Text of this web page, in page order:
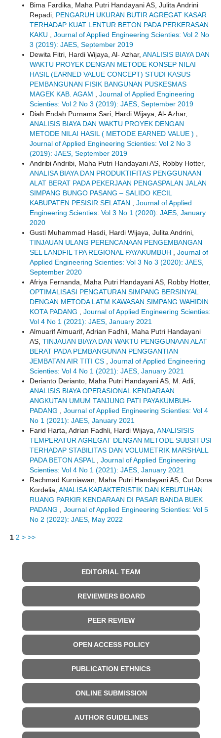
Bima Fardika, Maha Putri Handayani AS, Julita Andrini
Repadi, PENGARUH UKURAN BUTIR AGREGAT KASAR
TERHADAP KUAT LENTUR BETON PADA PERKERASAN
KAKU , Journal of Applied Engineering Scienties: Vol 2 No
3 (2019): JAES, September 2019
Dewita Fitri, Hardi Wijaya, Al- Azhar, ANALISIS BIAYA DAN
WAKTU PROYEK DENGAN METODE KONSEP NILAI
HASIL (EARNED VALUE CONCEPT) STUDI KASUS
PEMBANGUNAN FISIK BANGUNAN PUSKESMAS
MAGEK KAB. AGAM , Journal of Applied Engineering
Scienties: Vol 2 No 3 (2019): JAES, September 2019
Diah Endah Purnama Sari, Hardi Wijaya, Al- Azhar,
ANALISIS BIAYA DAN WAKTU PROYEK DENGAN
METODE NILAI HASIL ( METODE EARNED VALUE ) ,
Journal of Applied Engineering Scienties: Vol 2 No 3
(2019): JAES, September 2019
Andribi Andribi, Maha Putri Handayani AS, Robby Hotter,
ANALISA BIAYA DAN PRODUKTIFITAS PENGGUNAAN
ALAT BERAT PADA PEKERJAAN PENGASPALAN JALAN
SIMPANG BUNGO PASANG – SALIDO KECIL
KABUPATEN PESISIR SELATAN , Journal of Applied
Engineering Scienties: Vol 3 No 1 (2020): JAES, January
2020
Gusti Muhammad Hasdi, Hardi Wijaya, Julita Andrini,
TINJAUAN ULANG PERENCANAAN PENGEMBANGAN
SEL LANDFIL TPA REGIONAL PAYAKUMBUH , Journal of
Applied Engineering Scienties: Vol 3 No 3 (2020): JAES,
September 2020
Afriya Fernanda, Maha Putri Handayani AS, Robby Hotter,
OPTIMALISASI PENGATURAN SIMPANG BERSINYAL
DENGAN METODA LATM KAWASAN SIMPANG WAHIDIN
KOTA PADANG , Journal of Applied Engineering Scienties:
Vol 4 No 1 (2021): JAES, January 2021
Almuarif Almuarif, Adrian Fadhli, Maha Putri Handayani
AS, TINJAUAN BIAYA DAN WAKTU PENGGUNAAN ALAT
BERAT PADA PEMBANGUNAN PENGGANTIAN
JEMBATAN AIR TITI CS , Journal of Applied Engineering
Scienties: Vol 4 No 1 (2021): JAES, January 2021
Derianto Derianto, Maha Putri Handayani AS, M. Adli,
ANALISIS BIAYA OPERASIONAL KENDARAAN
ANGKUTAN UMUM TANJUNG PATI PAYAKUMBUH-
PADANG , Journal of Applied Engineering Scienties: Vol 4
No 1 (2021): JAES, January 2021
Farid Harta, Adrian Fadhli, Hardi Wijaya, ANALISISIS
TEMPERATUR AGREGAT DENGAN METODE SUBSITUSI
TERHADAP STABILITAS DAN VOLUMETRIK MARSHALL
PADA BETON ASPAL , Journal of Applied Engineering
Scienties: Vol 4 No 1 (2021): JAES, January 2021
Rachmad Kurniawan, Maha Putri Handayani AS, Cut Dona
Kordelia, ANALISA KARAKTERISTIK DAN KEBUTUHAN
RUANG PARKIR KENDARAAN DI PASAR BANDA BUEK
PADANG , Journal of Applied Engineering Scienties: Vol 5
No 2 (2022): JAES, May 2022
1 2 > >>
EDITORIAL TEAM
REVIEWERS BOARD
PEER REVIEW
OPEN ACCESS POLICY
PUBLICATION ETHNICS
ONLINE SUBMISSION
AUTHOR GUIDELINES